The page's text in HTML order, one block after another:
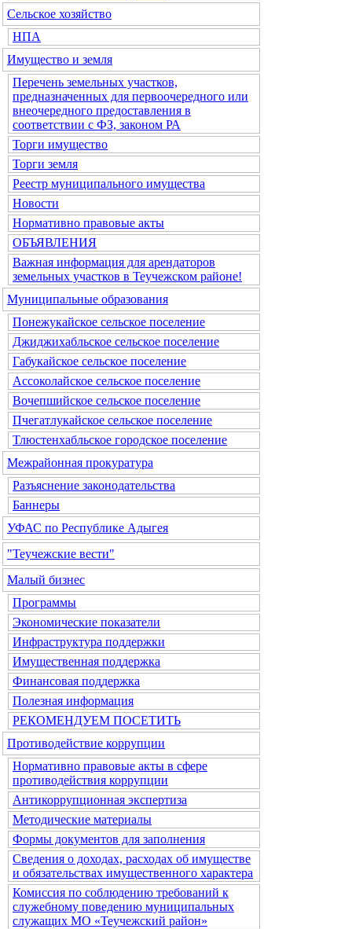
Сельское хозяйство
НПА
Имущество и земля
Перечень земельных участков,
предназначенных для первоочередного или
внеочередного предоставления в
соответствии с ФЗ, законом РА
Торги имущество
Торги земля
Реестр муниципального имущества
Новости
Нормативно правовые акты
ОБЪЯВЛЕНИЯ
Важная информация для арендаторов
земельных участков в Теучежском районе!
Муниципальные образования
Понежукайское сельское поселение
Джиджихабльское сельское поселение
Габукайское сельское поселение
Ассоколайское сельское поселение
Вочепшийское сельское поселение
Пчегатлукайское сельское поселение
Тлюстенхабльское городское поселение
Межрайонная прокуратура
Разъяснение законодательства
Баннеры
УФАС по Республике Адыгея
"Теучежские вести"
Малый бизнес
Программы
Экономические показатели
Инфраструктура поддержки
Имущественная поддержка
Финансовая поддержка
Полезная информация
РЕКОМЕНДУЕМ ПОСЕТИТЬ
Противодействие коррупции
Нормативно правовые акты в сфере
противодействия коррупции
Антикоррупционная экспертиза
Методические материалы
Формы документов для заполнения
Сведения о доходах, расходах об имуществе
и обязательствах имущественного характера
Комиссия по соблюдению требований к
служебному поведению муниципальных
служащих МО «Теучежский район»